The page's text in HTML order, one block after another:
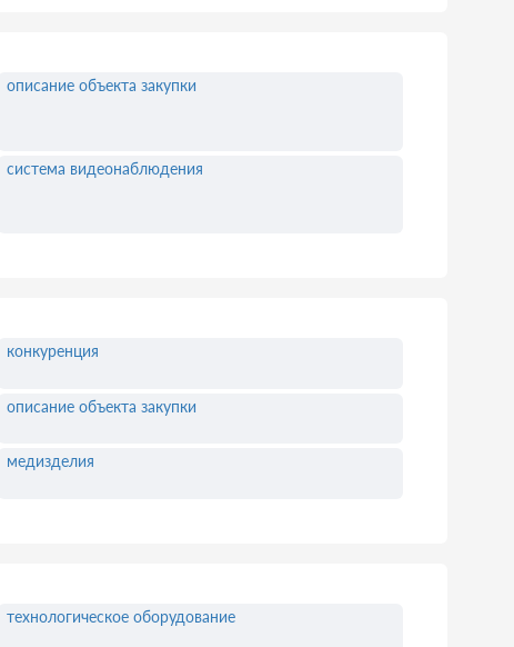
описание объекта закупки
система видеонаблюдения
конкуренция
описание объекта закупки
медизделия
технологическое оборудование